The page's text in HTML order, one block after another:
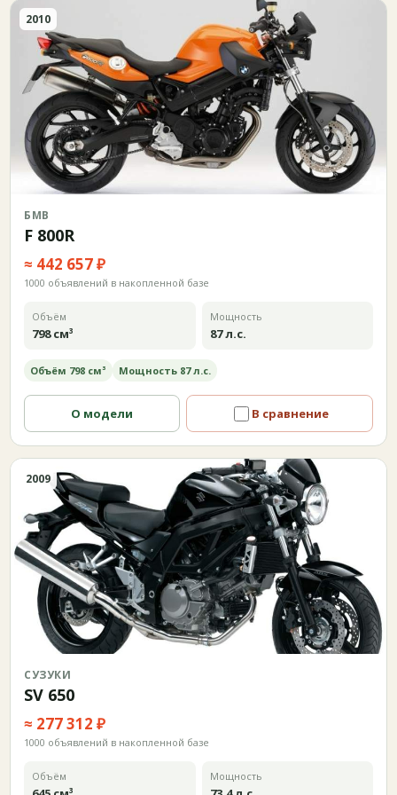
2010
БМВ
F 800R
≈ 442 657 ₽
1000 объявлений в накопленной базе
Объём
798 см³
Мощность
87 л.с.
Объём 798 см³ Мощность 87 л.с.
О модели В сравнение
2009
СУЗУКИ
SV 650
≈ 277 312 ₽
1000 объявлений в накопленной базе
Объём Мощность